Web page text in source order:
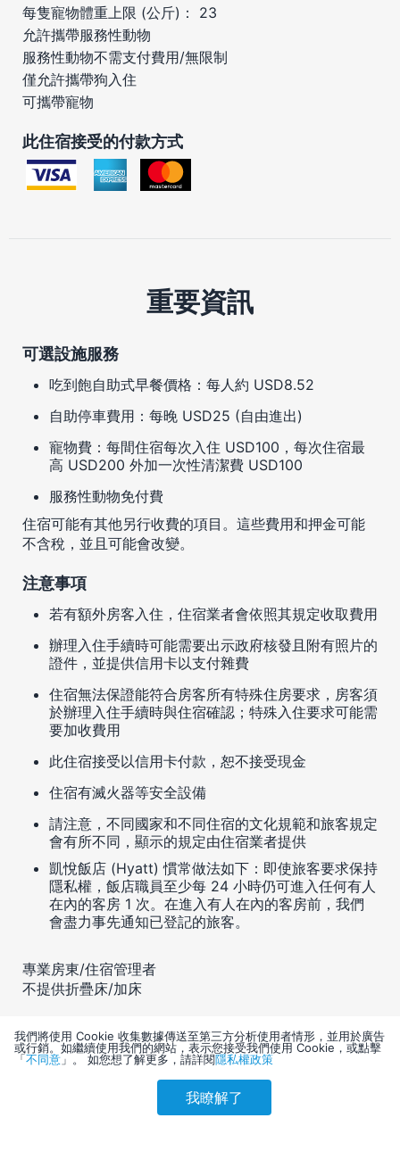
刷卡優惠 會員訂購
每隻寵物體重上限 (公斤)： 23
允許攜帶服務性動物
服務性動物不需支付費用/無限制
僅允許攜帶狗入住
可攜帶寵物
此住宿接受的付款方式
重要資訊
可選設施服務
吃到飽自助式早餐價格：每人約 USD8.52
自助停車費用：每晚 USD25 (自由進出)
寵物費：每間住宿每次入住 USD100，每次住宿最
高 USD200 外加一次性清潔費 USD100
服務性動物免付費
住宿可能有其他另行收費的項目。這些費用和押金可能
不含稅，並且可能會改變。
注意事項
若有額外房客入住，住宿業者會依照其規定收取費用
辦理入住手續時可能需要出示政府核發且附有照片的
證件，並提供信用卡以支付雜費
住宿無法保證能符合房客所有特殊住房要求，房客須
於辦理入住手續時與住宿確認；特殊入住要求可能需
要加收費用
此住宿接受以信用卡付款，恕不接受現金
住宿有滅火器等安全設備
請注意，不同國家和不同住宿的文化規範和旅客規定
會有所不同，顯示的規定由住宿業者提供
凱悅飯店 (Hyatt) 慣常做法如下：即使旅客要求保持
隱私權，飯店職員至少每 24 小時仍可進入任何有人
在內的客房 1 次。在進入有人在內的客房前，我們
會盡力事先通知已登記的旅客。
專業房東/住宿管理者
不提供折疊床/加床
其他規定
最多 3 位 16 歲或以下的兒童可與父母或監護人同住一
間房 (不加床)，無需支付額外住宿費。
此住宿可提供相連/相通的客房，但需視當時是否有可使
用的客房。如果您有此需求，請撥打預訂確認電子郵件
我們將使用 Cookie 收集數據傳送至第三方分析使用者情形，並用於廣告
或行銷。如繼續使用我們的網站，表示您接受我們使用 Cookie，或點擊
「不同意 」。 如您想了解更多，請詳閱隱私權政策
我瞭解了